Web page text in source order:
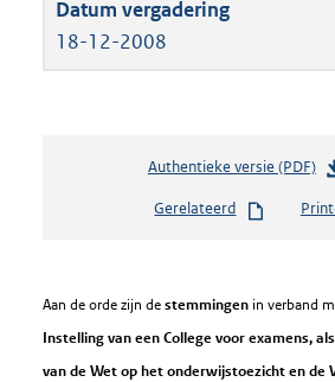
18-12-2008
Authentieke versie (PDF)b
s
d
s
g
Gerelateerd
Aan de orde zijn destemmingen in verband
Instelling van een College voor examens,
van de Wet op het onderwijstoezicht en de